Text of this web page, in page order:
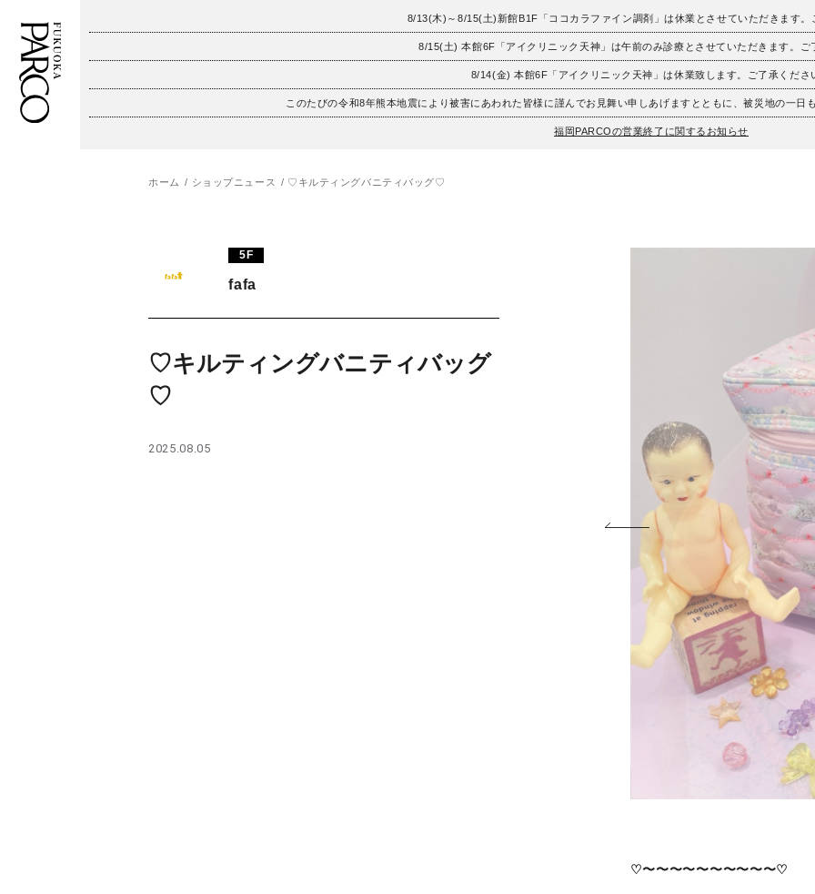
8/13(木)～8/15(土)新館B1F「ココカラファイン調剤」は休業とさせていただきます。
8/15(土) 本館6F「アイクリニック天神」は午前のみ診療とさせていただきます。ご
8/14(金) 本館6F「アイクリニック天神」は休業致します。ご了承くださ
このたびの令和8年熊本地震により被害にあわれた皆様に謹んでお見舞い申しあげますとともに、被災地の一日
福岡PARCOの営業終了に関するお知らせ
施設案内・アクセス
TAX FREE
ホーム ショップニュース ♡キルティングバニティバッグ♡
5F
fafa
♡キルティングバニティバッグ
♡
2025.08.05
♡〜〜〜〜〜〜〜〜〜〜♡